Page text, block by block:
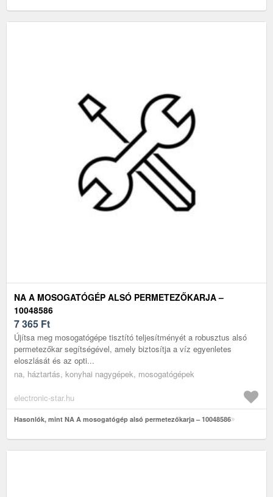
NA A MOSOGATÓGÉP ALSÓ PERMETEZŐKARJA –
10048586
7 365 Ft
Újítsa meg mosogatógépe tisztító teljesítményét a robusztus alsó
permetezőkar segítségével, amely biztosítja a víz egyenletes
eloszlását és az opti...
na, háztartás, konyhai nagygépek, mosogatógépek
electronic-star.hu
Hasonlók, mint NA A mosogatógép alsó permetezőkarja – 10048586